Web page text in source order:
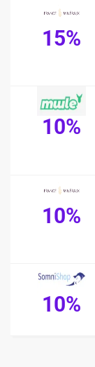
15%
10%
10%
10%